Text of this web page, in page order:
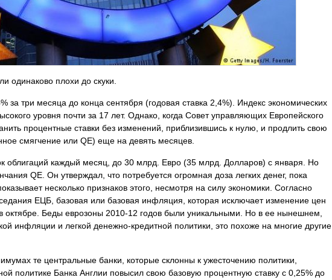
одинаково плохи до скуки.
три месяца до конца сентября (годовая ставка 2,4%). Индекс экономических
уровня почти за 17 лет. Однако, когда Совет управляющих Европейского
процентные ставки без изменений, приблизившись к нулю, и продлить свою
смягчение или QE) еще на девять месяцев.
облигаций каждый месяц, до 30 млрд. Евро (35 млрд. Долларов) с января. Но
QE. Он утверждал, что потребуется огромная доза легких денег, пока
несколько признаков этого, несмотря на силу экономики. Согласно
ЕЦБ, базовая или базовая инфляция, которая исключает изменение цен
октябре. Беды еврозоны 2010-12 годов были уникальными. Но в ее нынешнем,
инфляции и легкой денежно-кредитной политики, это похоже на многие другие
те центральные банки, которые склонны к ужесточению политики,
политике Банка Англии повысил свою базовую процентную ставку с 0,25% до